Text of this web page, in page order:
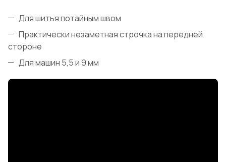
Для шитья потайным швом
Практически незаметная строчка на передней
стороне
Для машин 5,5 и 9 мм